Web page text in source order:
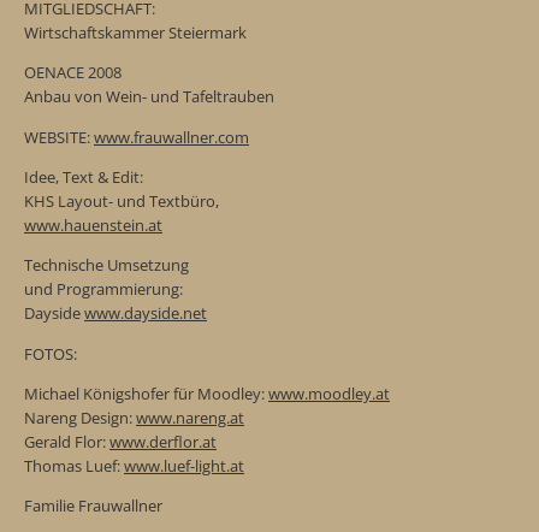
MITGLIEDSCHAFT:
Wirtschaftskammer Steiermark
OENACE 2008
Anbau von Wein- und Tafeltrauben
WEBSITE:www.frauwallner.com
Idee, Text & Edit:
KHS Layout- und Textbüro,
www.hauenstein.at
Technische Umsetzung
und Programmierung:
Daysidewww.dayside.net
FOTOS:
Michael Königshofer für Moodley:www.moodley.at
Nareng Design:www.nareng.at
Gerald Flor:www.derflor.at
Thomas Luef:www.luef-light.at
Familie Frauwallner